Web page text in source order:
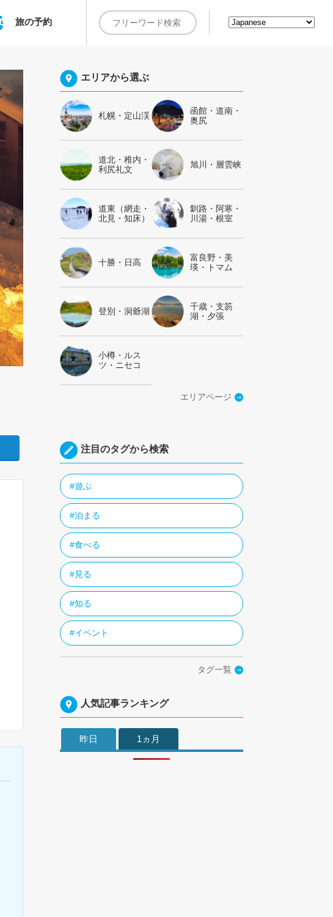
旅の予約
エリアから選ぶ
札幌・定山渓
函館・道南・
奥尻
道北・稚内・
利尻礼文
旭川・層雲峡
道東（網走・
北見・知床）
釧路・阿寒・
川湯・根室
十勝・日高
富良野・美
瑛・トマム
登別・洞爺湖
千歳・支笏
湖・夕張
小樽・ルス
ツ・ニセコ
エリアページ
注目のタグから検索
#遊ぶ
#泊まる
#食べる
#見る
#知る
#イベント
タグ一覧
人気記事ランキング
昨日 1ヵ月